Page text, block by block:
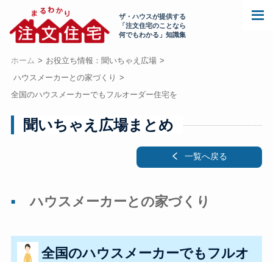
ザ・ハウスが提供する
「注文住宅のことなら
何でもわかる」知識集
ホーム
お役立ち情報：聞いちゃえ広場
ハウスメーカーとの家づくり
全国のハウスメーカーでもフルオーダー住宅を
聞いちゃえ広場まとめ
一覧へ戻る
ハウスメーカーとの家づくり
全国のハウスメーカーでもフルオ